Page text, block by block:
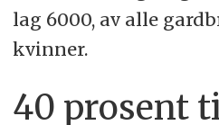
lag 6000, av alle
kvinner.
40 prosent